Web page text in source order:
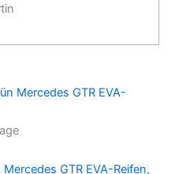
GTR EVA-Reifen,